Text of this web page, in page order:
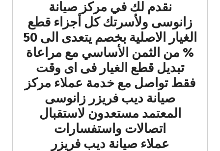
نقدم لك في مركز صيانة
زانوسى ولأسرتك كل أجزاء قطع
الغيار الاصلية بخصم يتعدى الى 50
% من الثمن الأساسي مع مراعاة
تبديل قطع الغيار فى اى وقت
فقط تواصل مع خدمة عملاء مركز
صيانة ديب فريزر زانوسى
المعتمد مستعدون لاستقبال
اتصالات واستفسارات
عملاء صيانة ديب فريزر